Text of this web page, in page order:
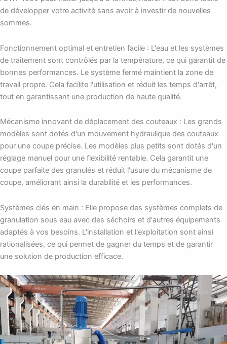
de développer votre activité sans avoir à investir de nouvelles
sommes.
Fonctionnement optimal et entretien facile : L'eau et les systèmes
de traitement sont contrôlés par la température, ce qui garantit de
bonnes performances. Le système fermé maintient la zone de
travail propre. Cela facilite l'utilisation et réduit les temps d'arrêt,
tout en garantissant une production de haute qualité.
Mécanisme innovant de déplacement des couteaux : Les grands
modèles sont dotés d'un mouvement hydraulique des couteaux
pour une coupe précise. Les modèles plus petits sont dotés d'un
réglage manuel pour une flexibilité rentable. Cela garantit une
coupe parfaite des granulés et réduit l'usure du mécanisme de
coupe, améliorant ainsi la durabilité et les performances.
Systèmes clés en main : Elle propose des systèmes complets de
granulation sous eau avec des séchoirs et d'autres équipements
adaptés à vos besoins. L'installation et l'exploitation sont ainsi
rationalisées, ce qui permet de gagner du temps et de garantir
une solution de production efficace.